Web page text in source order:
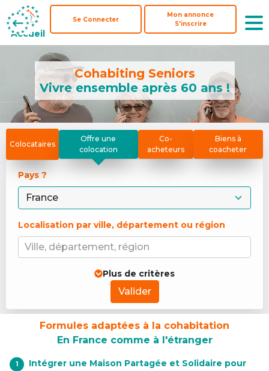
Accueil
Se Connecter
Mon annonce
S'inscrire
Accueil
Se Connecter
Mon annonce
S'inscrire
Cohabiting Seniors
Vivre ensemble après 60 ans !
Colocataires
Offre une
colocation
Co-
acheteurs
Biens à
coacheter
Pays ?
Localisation par ville, département ou région
Ville, département, région
Plus de critères
Valider
Formules adaptées à la cohabitation
En France comme à l'étranger
1
Intégrer une Maison Partagée et Solidaire pour